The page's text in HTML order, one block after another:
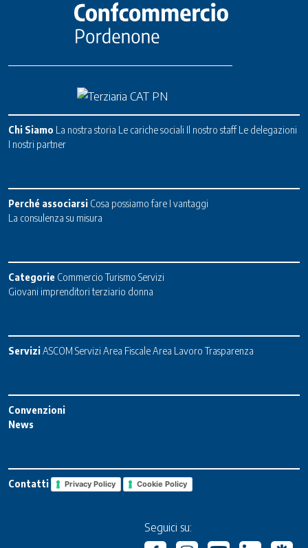
Chi Siamo La nostra storia Le cariche sociali Il nostro staff Le delegazioni
I nostri partner
Perché associarsi Cosa possiamo fare I vantaggi
La consulenza su misura
Categorie Commercio Turismo Servizi
Giovani imprenditori terziario donna
ServiziASCOM Servizi Area FiscaleArea Lavoro Trasparenza
Convenzioni
News
Contatti Privacy Policy Cookie Policy
Seguici su: